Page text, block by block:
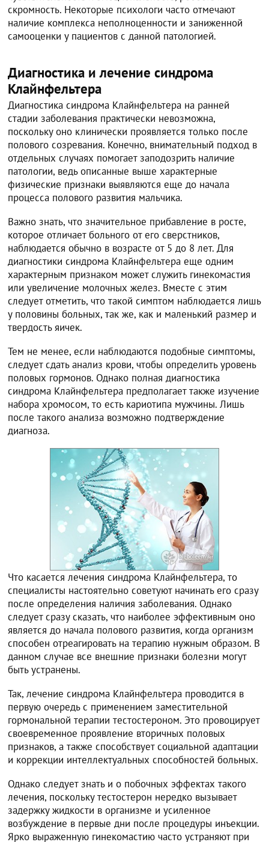
скромность. Некоторые психологи часто отмечают
наличие комплекса неполноценности и заниженной
самооценки у пациентов с данной патологией.
Диагностика и лечение синдрома
Клайнфельтера
Диагностика синдрома Клайнфельтера на ранней
стадии заболевания практически невозможна,
поскольку оно клинически проявляется только после
полового созревания. Конечно, внимательный подход в
отдельных случаях помогает заподозрить наличие
патологии, ведь описанные выше характерные
физические признаки выявляются еще до начала
процесса полового развития мальчика.
Важно знать, что значительное прибавление в росте,
которое отличает больного от его сверстников,
наблюдается обычно в возрасте от 5 до 8 лет. Для
диагностики синдрома Клайнфельтера еще одним
характерным признаком может служить гинекомастия
или увеличение молочных желез. Вместе с этим
следует отметить, что такой симптом наблюдается лишь
у половины больных, так же, как и маленький размер и
твердость яичек.
Тем не менее, если наблюдаются подобные симптомы,
следует сдать анализ крови, чтобы определить уровень
половых гормонов. Однако полная диагностика
синдрома Клайнфельтера предполагает также изучение
набора хромосом, то есть кариотипа мужчины. Лишь
после такого анализа возможно подтверждение
диагноза.
Что касается лечения синдрома Клайнфельтера, то
специалисты настоятельно советуют начинать его сразу
после определения наличия заболевания. Однако
следует сразу сказать, что наиболее эффективным оно
является до начала полового развития, когда организм
способен отреагировать на терапию нужным образом. В
данном случае все внешние признаки болезни могут
быть устранены.
Так, лечение синдрома Клайнфельтера проводится в
первую очередь с применением заместительной
гормональной терапии тестостероном. Это провоцирует
своевременное проявление вторичных половых
признаков, а также способствует социальной адаптации
и коррекции интеллектуальных способностей больных.
Однако следует знать и о побочных эффектах такого
лечения, поскольку тестостерон нередко вызывает
задержку жидкости в организме и усиленное
возбуждение в первые дни после процедуры инъекции.
Ярко выраженную гинекомастию часто устраняют при